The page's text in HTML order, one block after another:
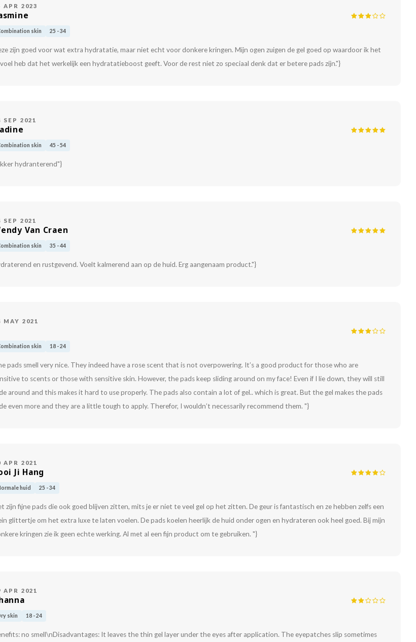
APR 2023
skin 25 - 34
zijn goed voor wat extra hydratatie, maar niet echt voor donkere kringen. Mijn ogen zuigen de gel goed op waardoor ik het
heb dat het werkelijk een hydratatieboost geeft. Voor de rest niet zo speciaal denk dat er betere pads zijn."}
SEP 2021
skin 45 - 54
hydranterend"}
SEP 2021
Van Craen
skin 35 - 44
en rustgevend. Voelt kalmerend aan op de huid. Erg aangenaam product."}
MAY 2021
skin 18 - 24
pads smell very nice. They indeed have a rose scent that is not overpowering. It’s a good product for those who are
to scents or those with sensitive skin. However, the pads keep sliding around on my face! Even if I lie down, they will still
around and this makes it hard to use properly. The pads also contain a lot of gel.. which is great. But the gel makes the pads
even more and they are a little tough to apply. Therefor, I wouldn’t necessarily recommend them. "}
APR 2021
Ji Hang
huid 25 - 34
zijn fijne pads die ook goed blijven zitten, mits je er niet te veel gel op het zitten. De geur is fantastisch en ze hebben zelfs een
glittertje om het extra luxe te laten voelen. De pads koelen heerlijk de huid onder ogen en hydrateren ook heel goed. Bij mijn
kringen zie ik geen echte werking. Al met al een fijn product om te gebruiken. "}
APR 2021
skin 18 - 24
no smell\nDisadvantages: It leaves the thin gel layer under the eyes after application. The eyepatches slip sometimes